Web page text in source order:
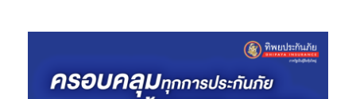
ยั่งยืนไม่ควรเป็นเพียงแค่เทรนด์ในสังคม หรืออยู่ในความรับผิดชอบ
ของคนเฉพาะกลุ่มเท่านั้น แต่ควรเป็นหนึ่งในเป้าหมายของทุก ๆ
องค์กร เหมือนเป็นอีกหนึ่ง New normal ที่ทุกคนควรเปลี่ยนแปลง
พฤติกรรม และทำมันอย่างยั่งยืนครับ”